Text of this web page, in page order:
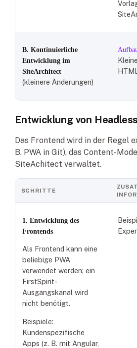
B. Kontinuierliche
Entwicklung im
SiteArchitect
(kleinere Änderungen)
Entwicklung von
Das Frontend wird in der Regel
B. PWA in Git), das Content-
SiteAchitect verwaltet.
SCHRITTE
1. Entwicklung des
Frontends
Als Frontend kann eine
beliebige PWA
verwendet werden; ein
FirstSpirit-
Ausgangskanal wird
nicht benötigt.
Beispiele:
Kundenspezifische
Apps (z. B. mit Angular,